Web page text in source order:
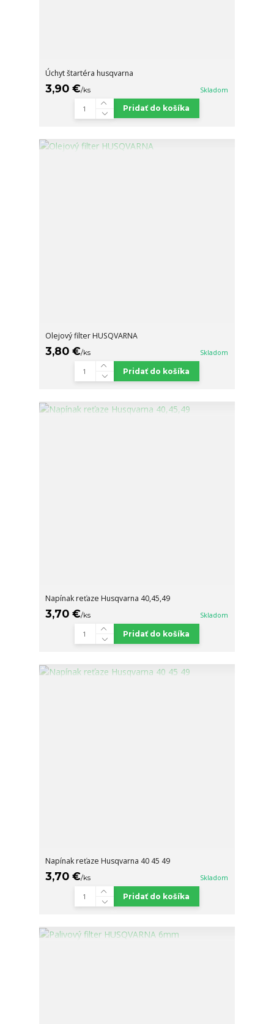
Úchyt štartéra husqvarna
3,90 €/ks Skladom
Pridať do košíka
Olejový filter HUSQVARNA
3,80 €/ks Skladom
Pridať do košíka
Napínak reťaze Husqvarna 40,45,49
3,70 €/ks Skladom
Pridať do košíka
Napínak reťaze Husqvarna 40 45 49
3,70 €/ks Skladom
Pridať do košíka